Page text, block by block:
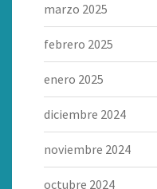
marzo 2025
febrero 2025
enero 2025
diciembre 2024
noviembre 2024
octubre 2024